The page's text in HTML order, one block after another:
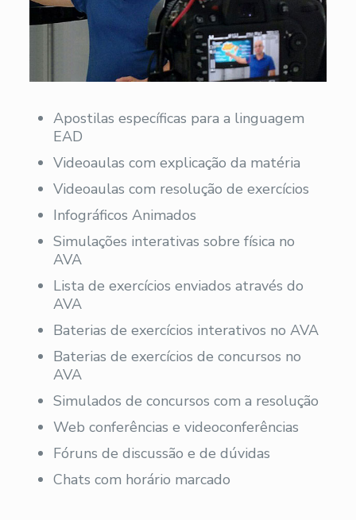
Apostilas específicas para a linguagem
EAD
Videoaulas com explicação da matéria
Videoaulas com resolução de exercícios
Infográficos Animados
Simulações interativas sobre física no
AVA
Lista de exercícios enviados através do
AVA
Baterias de exercícios interativos no AVA
Baterias de exercícios de concursos no
AVA
Simulados de concursos com a resolução
Web conferências e videoconferências
Fóruns de discussão e de dúvidas
Chats com horário marcado